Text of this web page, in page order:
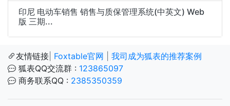
印尼 电动车销售 销售与质保管理系统(中英文) Web
版 三期...
友情链接 Foxtable官网
我司成为狐表的推荐案例
狐表QQ交流群 : 123865097
商务联系QQ : 2385350359